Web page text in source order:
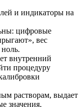
и индикаторы на
цифровые
вес
ноль.
внутренний
процедуру
растворам, выдает
значения,